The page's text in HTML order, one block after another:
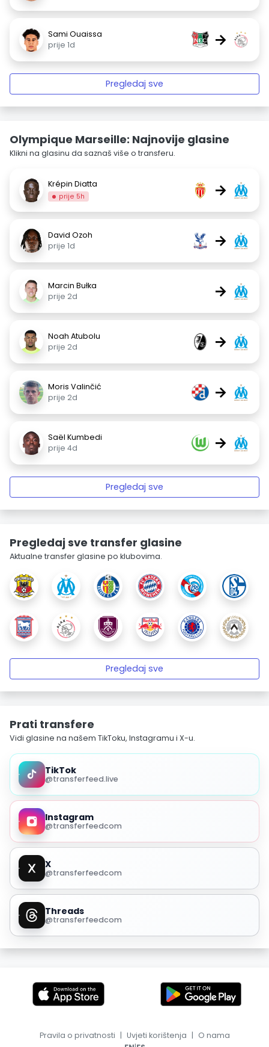
Sami Ouaissa
prije 1d
→
Pregledaj sve
Olympique Marseille: Najnovije glasine
Klikni na glasinu da saznaš više o transferu.
Krépin Diatta
prije 5h →
David Ozoh
prije 1d
→
Marcin Bułka
prije 2d
→
Noah Atubolu
prije 2d
→
Moris Valinčić
prije 2d
→
Saël Kumbedi
prije 4d
→
Pregledaj sve
Pregledaj sve transfer glasine
Aktualne transfer glasine po klubovima.
Pregledaj sve
Prati transfere
Vidi glasine na našem TikToku, Instagramu i X-u.
TikTok
@transferfeed.live
Instagram
@transferfeedcom
X
@transferfeedcom
Threads
@transferfeedcom
Pravila o privatnosti | Uvjeti korištenja | O nama